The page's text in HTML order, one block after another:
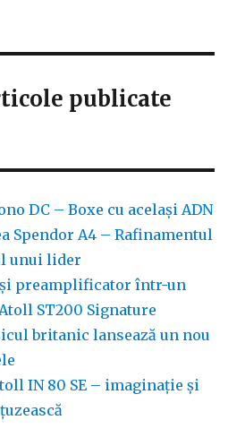
publicate
DC – Boxe cu același ADN
Spendor A4 – Rafinamentul
unui lider
și preamplificator într-un
ST200 Signature
britanic lansează un nou
IN 80 SE – imaginație și